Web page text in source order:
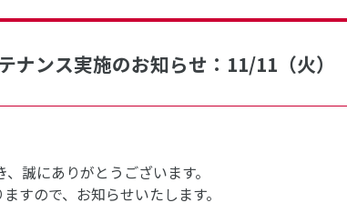
ナンス実施のお知らせ：11/11（火）
誠にありがとうございます。
すので、お知らせいたします。